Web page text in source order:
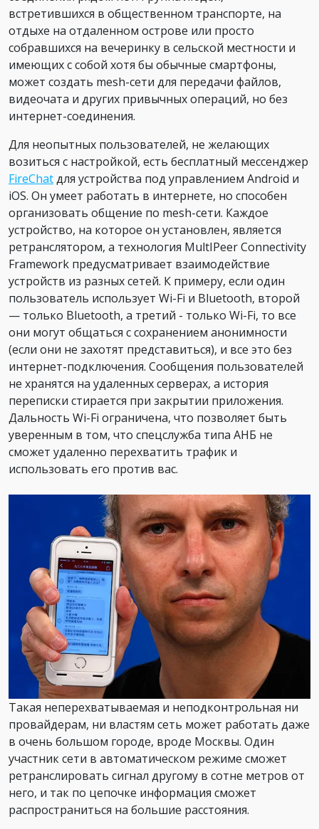
встретившихся в общественном транспорте, на
отдыхе на отдаленном острове или просто
собравшихся на вечеринку в сельской местности и
имеющих с собой хотя бы обычные смартфоны,
может создать mesh-сети для передачи файлов,
видеочата и других привычных операций, но без
интернет-соединения.
Для неопытных пользователей, не желающих
возиться с настройкой, есть бесплатный мессенджер
FireChatдля устройства под управлением Android и
iOS. Он умеет работать в интернете, но способен
организовать общение по mesh-сети. Каждое
устройство, на которое он установлен, является
ретранслятором, а технология MultIPeer Connectivity
Framework предусматривает взаимодействие
устройств из разных сетей. К примеру, если один
пользователь использует Wi-Fi и Bluetooth, второй
— только Bluetooth, а третий - только Wi-Fi, то все
они могут общаться с сохранением анонимности
(если они не захотят представиться), и все это без
интернет-подключения. Сообщения пользователей
не хранятся на удаленных серверах, а история
переписки стирается при закрытии приложения.
Дальность Wi-Fi ограничена, что позволяет быть
уверенным в том, что спецслужба типа АНБ не
сможет удаленно перехватить трафик и
использовать его против вас.
Такая неперехватываемая и неподконтрольная ни
провайдерам, ни властям сеть может работать даже
в очень большом городе, вроде Москвы. Один
участник сети в автоматическом режиме сможет
ретранслировать сигнал другому в сотне метров от
него, и так по цепочке информация сможет
распространиться на большие расстояния.